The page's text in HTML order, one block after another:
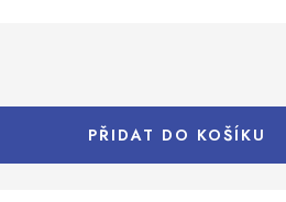
PŘIDAT DO KOŠÍKU